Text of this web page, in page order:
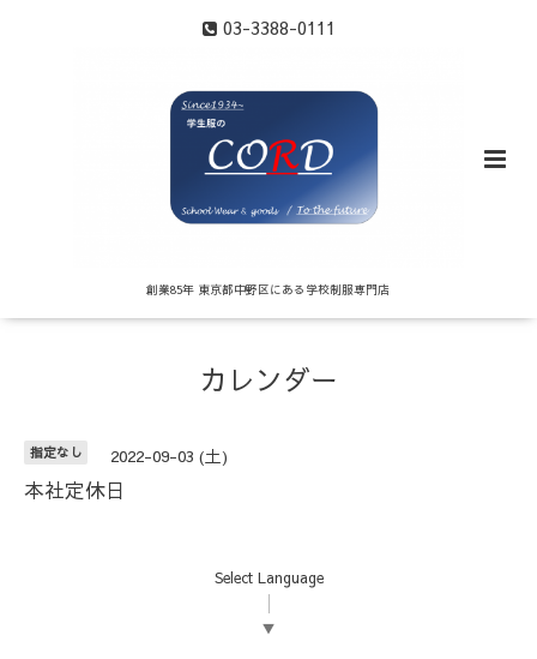
03-3388-0111
創業85年 東京都中野区にある学校制服専門店
カレンダー
指定なし 2022-09-03 (土)
本社定休日
Select Language
▼